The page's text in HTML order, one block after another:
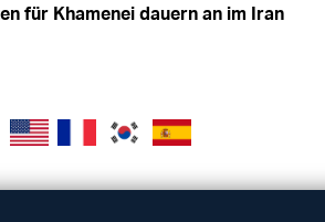
für Khamenei dauern an im Iran